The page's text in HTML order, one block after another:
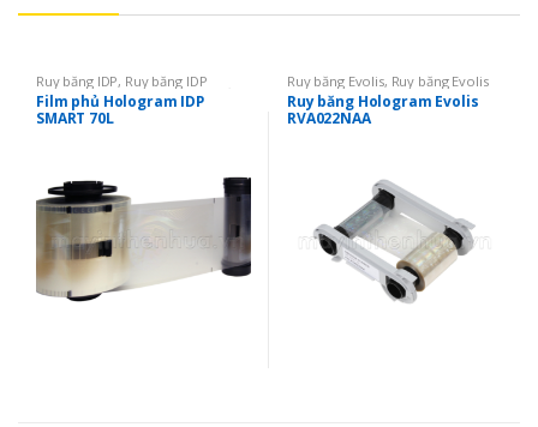
Ruy băng IDP, Ruy băng IDP
SMART 50 ,Ruy băng mực in thẻ
Film phủ Laminate
Film phủ Hologram IDP
SMART 70L
Ruy băng Evolis, Ruy băng Evolis
Primacy, Ruy băng Evolis Zenius
Ruy băng mực in thẻ,Ruy băng
Hologram
Ruy băng Hologram Evolis
RVA022NAA